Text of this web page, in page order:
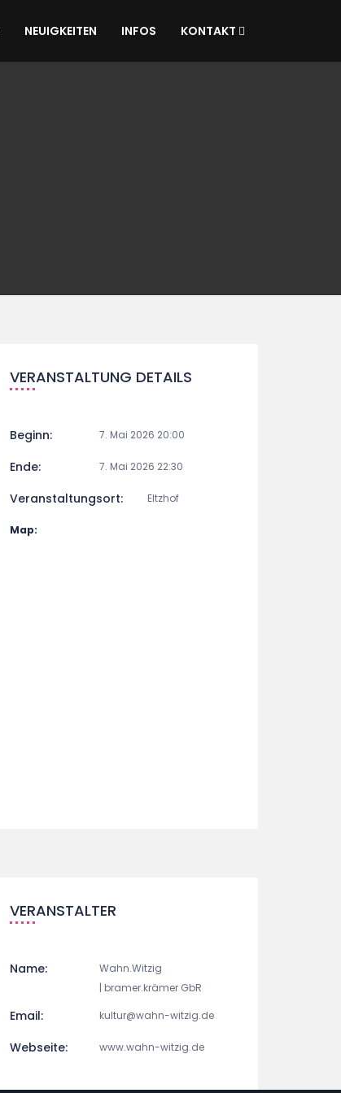
NEUIGKEITEN INFOS KONTAKT
VERANSTALTUNG DETAILS
Beginn: 7. Mai 2026 20:00
Ende: 7. Mai 2026 22:30
Veranstaltungsort: Eltzhof
Map:
VERANSTALTER
Name:
Wahn.Witzig
| bramer.krämer GbR
Email: kultur@wahn-witzig.de
Webseite: www.wahn-witzig.de